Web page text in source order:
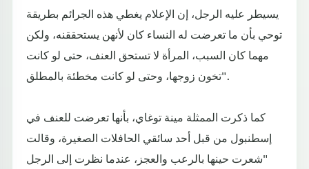
يسيطر عليه الرجل، إن الإعلام يغطي هذه الجرائم بطريقة
توحي بأن ما تعرضت له النساء كان لأنهن يستحققنه، ولكن
مهما كان السبب، المرأة لا تستحق العنف، حتى لو كانت
تخون زوجها، وحتى لو كانت مخطئة بالمطلق".
كما ذكرت الممثلة مينة توغاي، بأنها تعرضت للعنف في
إسطنبول من قبل أحد سائقي الحافلات الصغيرة، وقالت
"شعرت حينها بالرعب والعجز، عندما نظرت إلى الرجل